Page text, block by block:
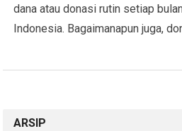
dana atau donasi rutin setiap
Indonesia. Bagaimanapun juga,
ARSIP